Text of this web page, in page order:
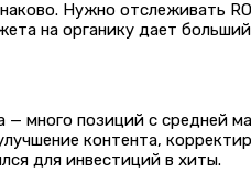
Нужно отслеживать
на органику дает
много позиций с средней
контента,
для инвестиций в хиты.